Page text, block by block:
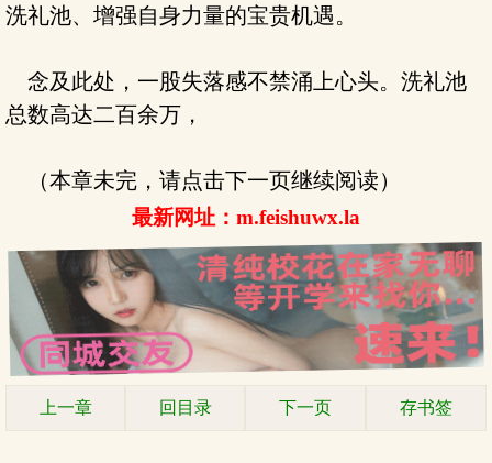
洗礼池、增强自身力量的宝贵机遇。
念及此处，一股失落感不禁涌上心头。洗礼池
总数高达二百余万，
（本章未完，请点击下一页继续阅读）
最新网址：m.feishuwx.la
上一章 回目录 下一页 存书签